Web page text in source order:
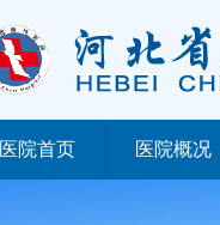
医院首页 医院概况